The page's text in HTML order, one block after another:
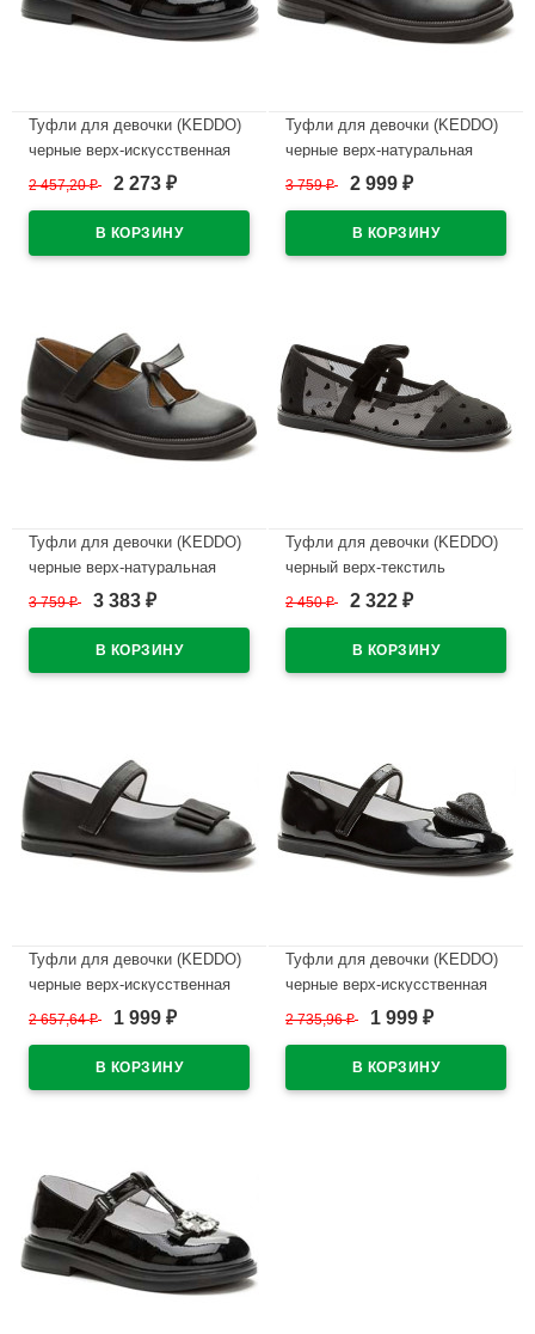
Туфли для девочки (KEDDO)
черные верх-искусственная
кожа лак подкладка-
956401/06-02
2 457,20₽ 2 273 ₽
Туфли для девочки (KEDDO)
черные верх-натуральная
кожа подкладка-натуральная
3 759₽ 2 999 ₽
Туфли для девочки (KEDDO)
черные верх-натуральная
кожа подкладка-натуральная
3 759₽ 3 383 ₽
Туфли для девочки (KEDDO)
черный верх-текстиль
подкладка-натуральная кожа
2 450₽ 2 322 ₽
Туфли для девочки (KEDDO)
черные верх-искусственная
кожа лак подкладка-
956408/03-01
2 657,64₽ 1 999 ₽
Туфли для девочки (KEDDO)
черные верх-искусственная
кожа лак подкладка-
956408/04-02
2 735,96₽ 1 999 ₽